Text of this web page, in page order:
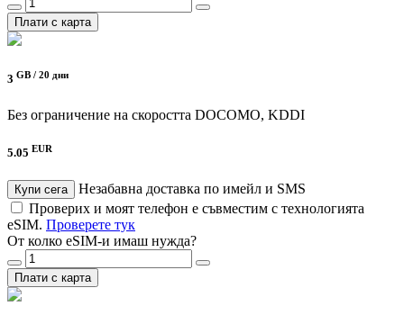
Плати с карта
3 GB / 20 дни
Без ограничение на скоростта DOCOMO, KDDI
5.05 EUR
Купи сега
Незабавна доставка по имейл и SMS
Проверих и моят телефон е съвместим с технологията
eSIM. Проверете тук
От колко eSIM-и имаш нужда?
Плати с карта